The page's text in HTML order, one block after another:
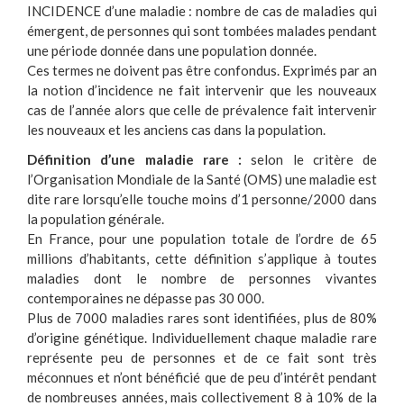
INCIDENCE d’une maladie : nombre de cas de maladies qui
émergent, de personnes qui sont tombées malades pendant
une période donnée dans une population donnée.
Ces termes ne doivent pas être confondus. Exprimés par an
la notion d’incidence ne fait intervenir que les nouveaux
cas de l’année alors que celle de prévalence fait intervenir
les nouveaux et les anciens cas dans la population.
Définition d’une maladie rare : selon le critère de
l’Organisation Mondiale de la Santé (OMS) une maladie est
dite rare lorsqu’elle touche moins d’1 personne/2000 dans
la population générale.
En France, pour une population totale de l’ordre de 65
millions d’habitants, cette définition s’applique à toutes
maladies dont le nombre de personnes vivantes
contemporaines ne dépasse pas 30 000.
Plus de 7000 maladies rares sont identifiées, plus de 80%
d’origine génétique. Individuellement chaque maladie rare
représente peu de personnes et de ce fait sont très
méconnues et n’ont bénéficié que de peu d’intérêt pendant
de nombreuses années, mais collectivement 8 à 10% de la